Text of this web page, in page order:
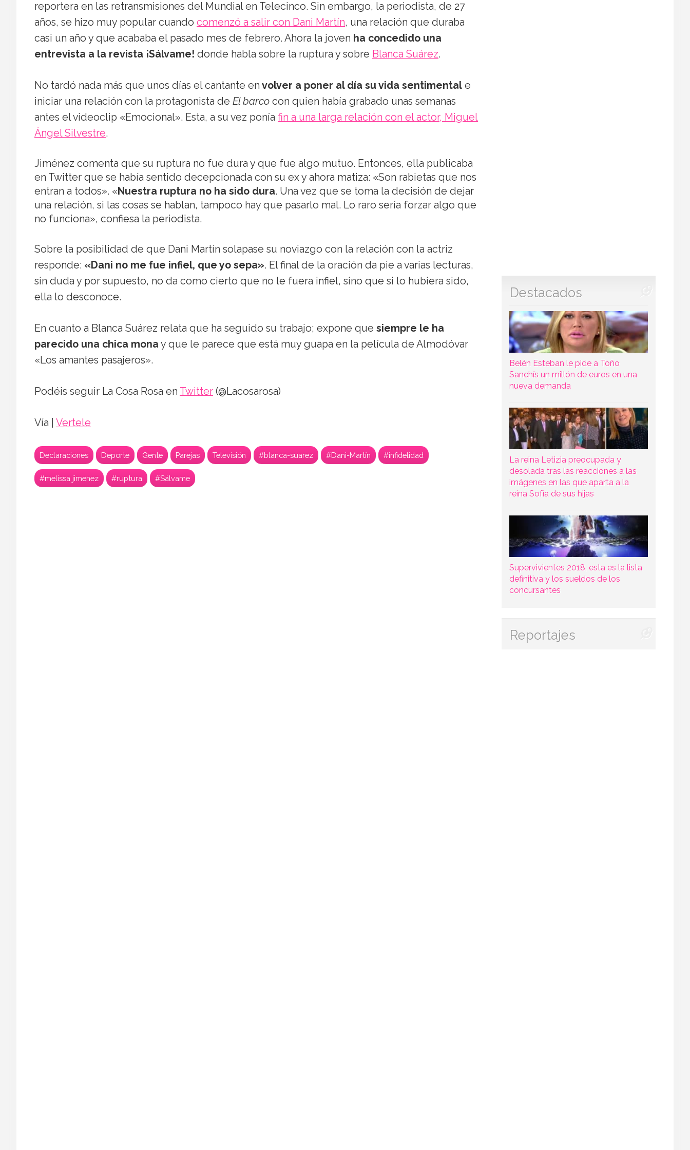
reportera en las retransmisiones del Mundial en Telecinco. Sin embargo, la periodista, de 27
años, se hizo muy popular cuando comenzó a salir con Dani Martín, una relación que duraba
casi un año y que acababa el pasado mes de febrero. Ahora la joven ha concedido una
entrevista a la revista ¡Sálvame! donde habla sobre la ruptura y sobre Blanca Suárez.
No tardó nada más que unos días el cantante en volver a poner al día su vida sentimental e
iniciar una relación con la protagonista de El barco con quien había grabado unas semanas
antes el videoclip «Emocional». Esta, a su vez ponía fin a una larga relación con el actor, Miguel
Ángel Silvestre.
Jiménez comenta que su ruptura no fue dura y que fue algo mutuo. Entonces, ella publicaba
en Twitter que se había sentido decepcionada con su ex y ahora matiza: «Son rabietas que nos
entran a todos». «Nuestra ruptura no ha sido dura. Una vez que se toma la decisión de dejar
una relación, si las cosas se hablan, tampoco hay que pasarlo mal. Lo raro sería forzar algo que
no funciona», confiesa la periodista.
Sobre la posibilidad de que Dani Martín solapase su noviazgo con la relación con la actriz
responde: «Dani no me fue infiel, que yo sepa». El final de la oración da pie a varias lecturas,
sin duda y por supuesto, no da como cierto que no le fuera infiel, sino que si lo hubiera sido,
ella lo desconoce.
En cuanto a Blanca Suárez relata que ha seguido su trabajo; expone que siempre le ha
parecido una chica mona y que le parece que está muy guapa en la película de Almodóvar
«Los amantes pasajeros».
Podéis seguir La Cosa Rosa en Twitter (@Lacosarosa)
Vía | Vertele
Declaraciones Deporte Gente Parejas Televisión #blanca-suarez #Dani-Martín #infidelidad
#melissa jimenez #ruptura #Sálvame
Destacados
Belén Esteban le pide a Toño
Sanchís un millón de euros en una
nueva demanda
La reina Letizia preocupada y
desolada tras las reacciones a las
imágenes en las que aparta a la
reina Sofía de sus hijas
Supervivientes 2018, esta es la lista
definitiva y los sueldos de los
concursantes
Reportajes